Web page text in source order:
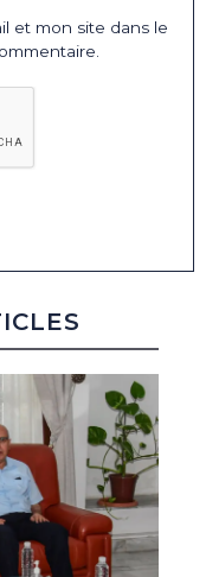
et mon site dans le